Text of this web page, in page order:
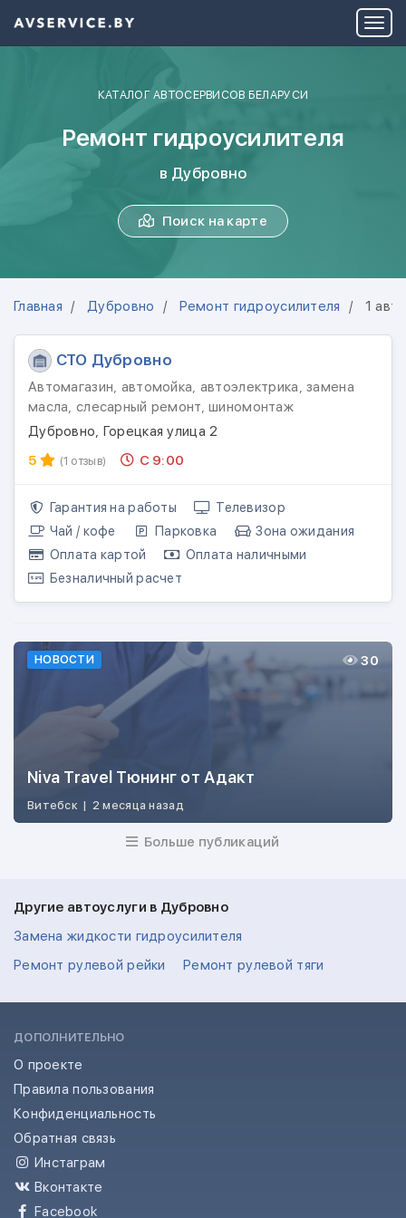
КАТАЛОГ АВТОСЕРВИСОВ БЕЛАРУСИ
Ремонт гидроусилителя
в Дубровно
Поиск на карте
Главная Дубровно Ремонт гидроусилителя 1
СТО Дубровно
Автомагазин, автомойка, автоэлектрика, замена
масла, слесарный ремонт, шиномонтаж
Дубровно, Горецкая улица 2
5
(1 отзыв) С 9:00
Гарантия на работы
Телевизор
Чай / кофе
Парковка
Зона ожидания
Оплата картой
Оплата наличными
Безналичный расчет
НОВОСТИ
Niva Travel Тюнинг от Адакт
Витебск | 2 месяца назад
30
Больше публикаций
Другие автоуслуги в Дубровно
Замена жидкости гидроусилителя
Ремонт рулевой рейки
Ремонт рулевой тяги
ДОПОЛНИТЕЛЬНО
О проекте
Правила пользования
Конфиденциальность
Обратная связь
Инстаграм
Вконтакте
Facebook